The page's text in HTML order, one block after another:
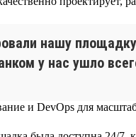
нашу
у нас ушло